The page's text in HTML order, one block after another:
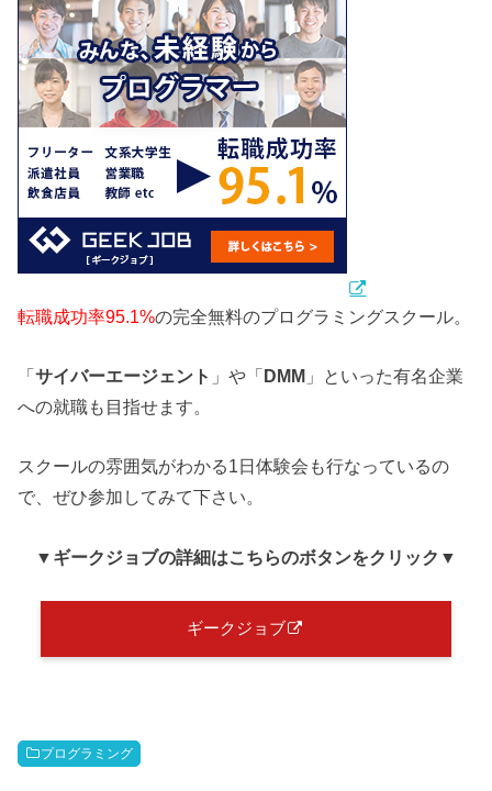
転職成功率95.1%の完全無料のプログラミングスクール。
「サイバーエージェント 」や「DMM 」といった有名企業
への就職も目指せます。
スクールの雰囲気がわかる1日体験会も行なっているの
で、ぜひ参加してみて下さい。
▼ギークジョブの詳細はこちらのボタンをクリック ▼
ギークジョブ
プログラミング